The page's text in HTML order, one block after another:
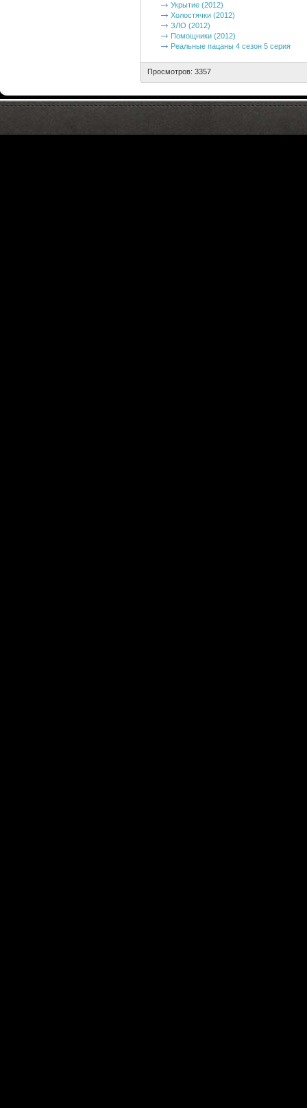
Укрытие (2012)
Холостячки (2012)
ЗЛО (2012)
Помощники (2012)
Реальные пацаны 4 сезон 5 серия
Просмотров: 3357